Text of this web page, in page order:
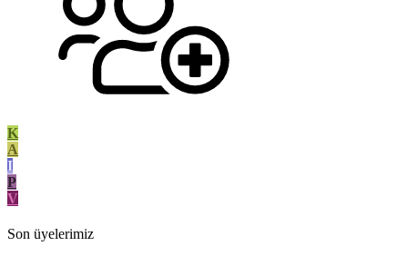
K
A
I
P
V
Son üyelerimiz